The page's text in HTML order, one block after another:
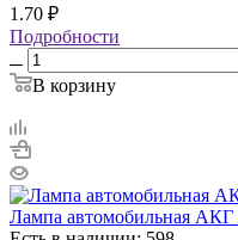
1.70 ₽
Подробности
В корзину
Лампа автомобильная